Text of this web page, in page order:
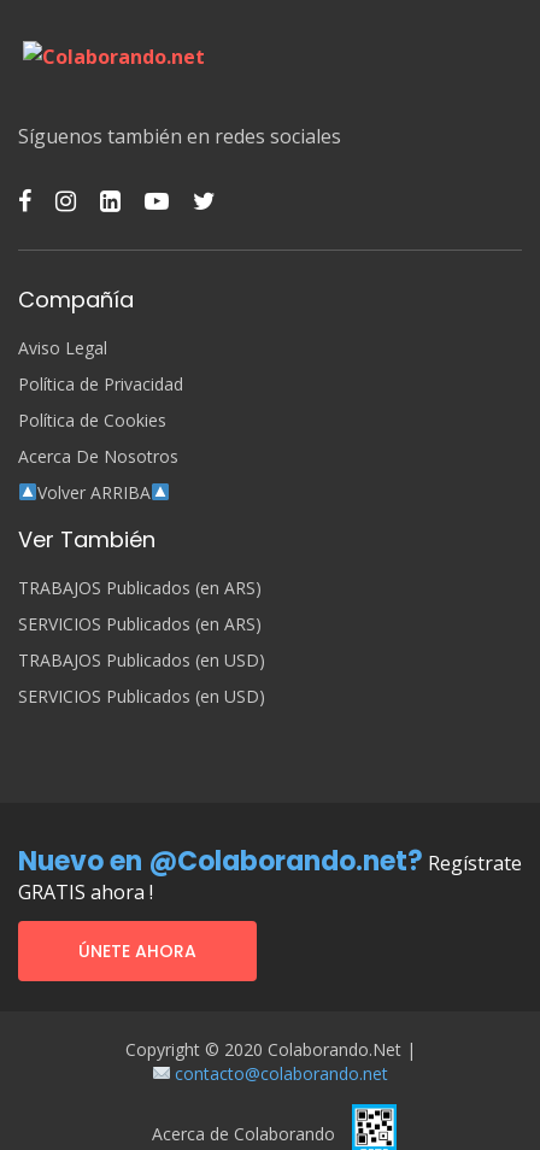
Síguenos también en redes sociales
Compañía
Aviso Legal
Política de Privacidad
Política de Cookies
Acerca De Nosotros
Volver ARRIBA
Ver También
TRABAJOS Publicados (en ARS)
SERVICIOS Publicados (en ARS)
TRABAJOS Publicados (en USD)
SERVICIOS Publicados (en USD)
Nuevo en @Colaborando.net? Regístrate
GRATIS ahora !
ÚNETE AHORA
Copyright © 2020 Colaborando.net |
contacto@colaborando.net
Acerca de Colaborando